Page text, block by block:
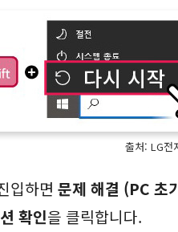
출처: LG전
입하면 문제 해결 (PC 초
확인을 클릭합니다.